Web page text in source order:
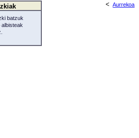
<Aurrekoa
batzuk